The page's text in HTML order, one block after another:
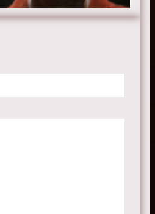
11 серию «Обмани меня»
на сайте lietometv.ru.